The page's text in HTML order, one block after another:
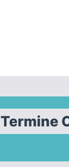
Termine